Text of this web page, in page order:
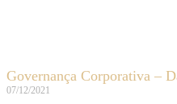
Governança Corporativa –
07/12/2021